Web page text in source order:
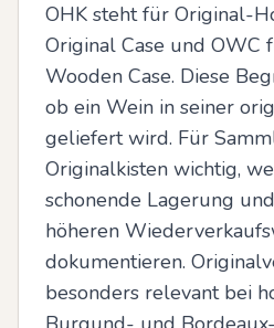
OHK steht für Original-
Original Case und OWC
Wooden Case. Diese
ob ein Wein in seiner
geliefert wird. Für
Originalkisten wichtig,
schonende Lagerung
höheren
dokumentieren.
besonders relevant bei